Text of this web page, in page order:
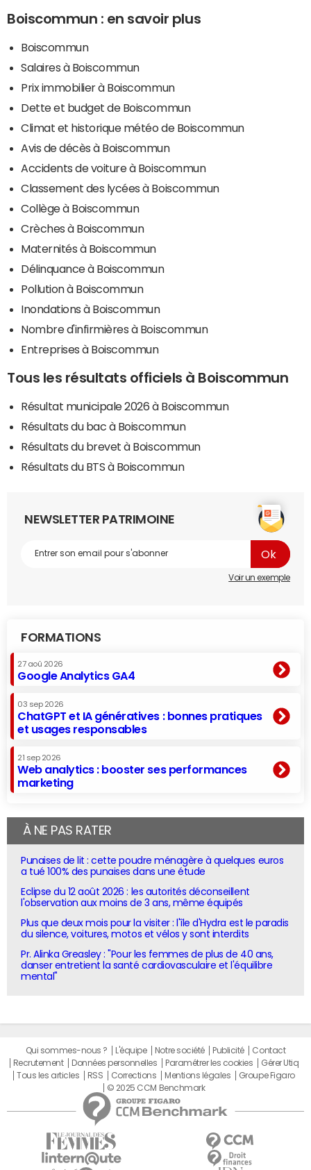
Boiscommun : en savoir plus
Boiscommun
Salaires à Boiscommun
Prix immobilier à Boiscommun
Dette et budget de Boiscommun
Climat et historique météo de Boiscommun
Avis de décès à Boiscommun
Accidents de voiture à Boiscommun
Classement des lycées à Boiscommun
Collège à Boiscommun
Crèches à Boiscommun
Maternités à Boiscommun
Délinquance à Boiscommun
Pollution à Boiscommun
Inondations à Boiscommun
Nombre d'infirmières à Boiscommun
Entreprises à Boiscommun
Tous les résultats officiels à Boiscommun
Résultat municipale 2026 à Boiscommun
Résultats du bac à Boiscommun
Résultats du brevet à Boiscommun
Résultats du BTS à Boiscommun
NEWSLETTER PATRIMOINE
Voir un exemple
FORMATIONS
27 aoû 2026
Google Analytics GA4
03 sep 2026
ChatGPT et IA génératives : bonnes pratiques
et usages responsables
21 sep 2026
Web analytics : booster ses performances
marketing
À NE PAS RATER
Punaises de lit : cette poudre ménagère à quelques euros
a tué 100% des punaises dans une étude
Eclipse du 12 août 2026 : les autorités déconseillent
l'observation aux moins de 3 ans, même équipés
Plus que deux mois pour la visiter : l'île d'Hydra est le paradis
du silence, voitures, motos et vélos y sont interdits
Pr. Alinka Greasley : "Pour les femmes de plus de 40 ans,
danser entretient la santé cardiovasculaire et l'équilibre
mental"
Qui sommes-nous ? L'équipe Notre société Publicité
Contact
Recrutement
Données personnelles Paramétrer les cookies
Gérer Utiq
Tous les articles
RSS Corrections Mentions légales
Groupe Figaro
© 2025 CCM Benchmark